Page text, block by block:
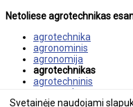
Svetainėje naudojami
Netoliese agrotechnikas
agrotechnika
agronominis
agronomija
agrotechnikas
agrotechninis
agroverslas
aguona